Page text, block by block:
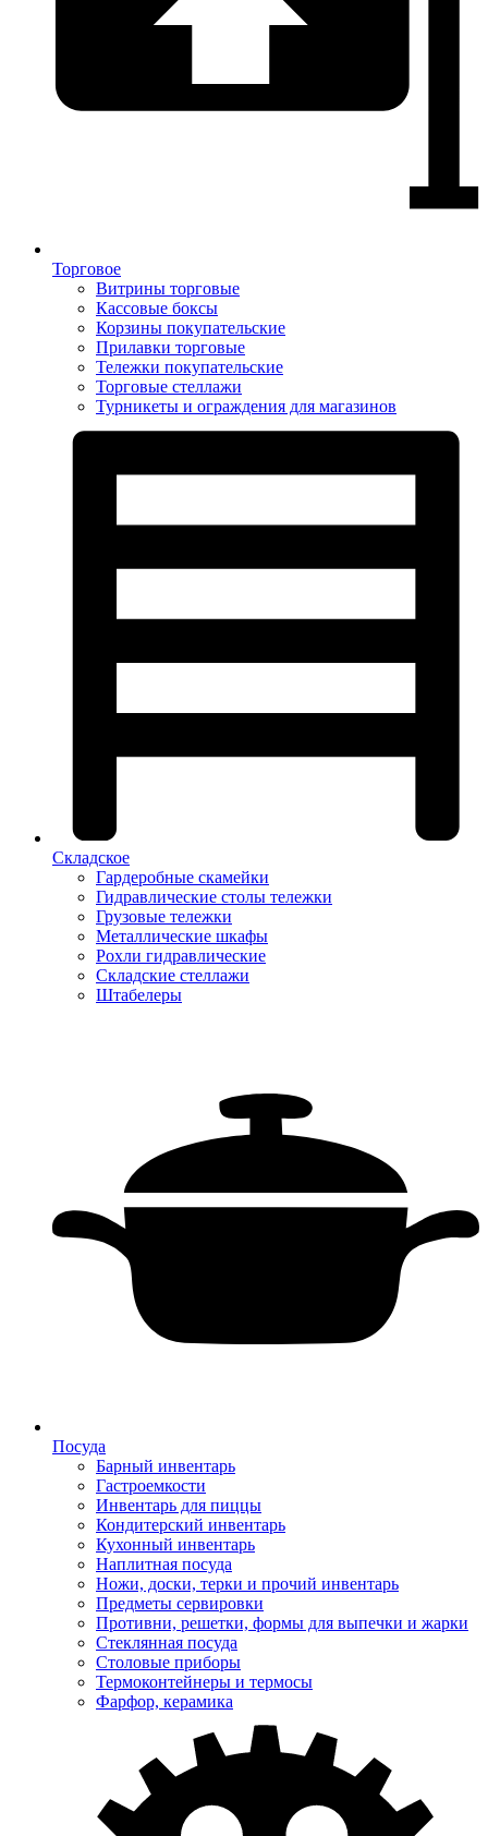
Торговое
Витрины торговые
Кассовые боксы
Корзины покупательские
Прилавки торговые
Тележки покупательские
Торговые стеллажи
Турникеты и ограждения для магазинов
Складское
Гардеробные скамейки
Гидравлические столы тележки
Грузовые тележки
Металлические шкафы
Рохли гидравлические
Складские стеллажи
Штабелеры
Посуда
Барный инвентарь
Гастроемкости
Инвентарь для пиццы
Кондитерский инвентарь
Кухонный инвентарь
Наплитная посуда
Ножи, доски, терки и прочий инвентарь
Предметы сервировки
Противни, решетки, формы для выпечки и жарки
Стеклянная посуда
Столовые приборы
Термоконтейнеры и термосы
Фарфор, керамика